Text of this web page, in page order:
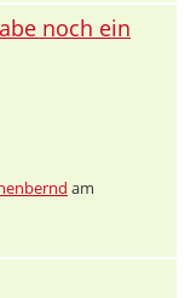
noch ein
am